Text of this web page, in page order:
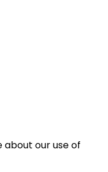
about our use of